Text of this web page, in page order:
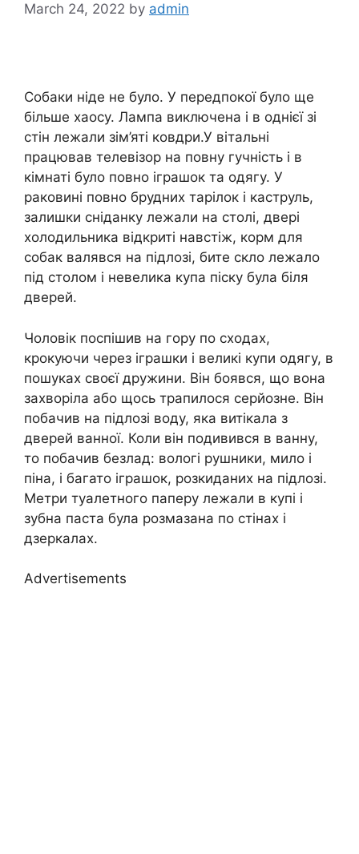
March 24, 2022 by admin
Собаки ніде не було. У передпокої було ще
більше хаосу. Лампа виключена і в однієї зі
стін лежали зім’яті ковдри.У вітальні
працював телевізор на повну гучність і в
кімнаті було повно іграшок та одягу. У
раковині повно брудних тарілок і каструль,
залишки сніданку лежали на столі, двері
холодильника відкриті навстіж, корм для
собак валявся на підлозі, бите скло лежало
під столом і невелика купа піску була біля
дверей.
Чоловік поспішив на гору по сходах,
крокуючи через іграшки і великі купи одягу, в
пошуках своєї дружини. Він боявся, що вона
захворіла або щось трапилося серйозне. Він
побачив на підлозі воду, яка витікала з
дверей ванної. Коли він подивився в ванну,
то побачив безлад: вологі рушники, мило і
піна, і багато іграшок, розкиданих на підлозі.
Метри туалетного паперу лежали в купі і
зубна паста була розмазана по стінах і
дзеркалах.
Advertisements